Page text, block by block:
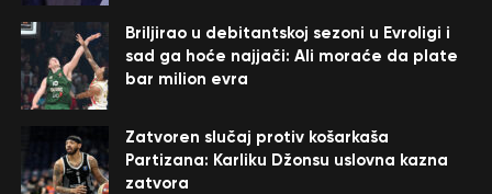
Briljirao u debitantskoj sezoni u Evroligi i
sad ga hoće najjači: Ali moraće da plate
bar milion evra
Zatvoren slučaj protiv košarkaša
Partizana: Karliku Džonsu uslovna kazna
zatvora